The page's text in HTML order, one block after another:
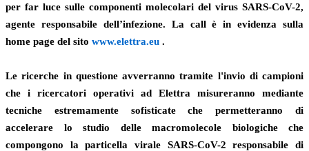
per far luce sulle componenti molecolari del virus SARS-CoV-2,
agente responsabile dell’infezione. La call è in evidenza sulla
home page del sito www.elettra.eu .
Le ricerche in questione avverranno tramite l'invio di campioni
che i ricercatori operativi ad Elettra misureranno mediante
tecniche estremamente sofisticate
che permetteranno di
accelerare lo studio delle macromolecole biologiche che
compongono la particella virale SARS-CoV-2 responsabile di